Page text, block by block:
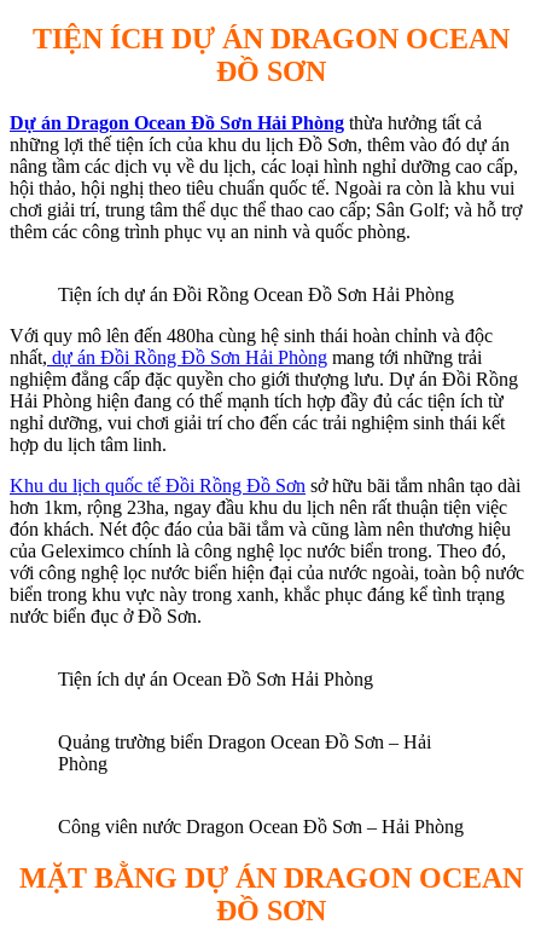
TIỆN ÍCH DỰ ÁN DRAGON OCEAN
ĐỒ SƠN
Dự án Dragon Ocean Đồ Sơn Hải Phòng thừa hưởng tất cả
những lợi thế tiện ích của khu du lịch Đồ Sơn, thêm vào đó dự án
nâng tầm các dịch vụ về du lịch, các loại hình nghỉ dưỡng cao cấp,
hội thảo, hội nghị theo tiêu chuẩn quốc tế. Ngoài ra còn là khu vui
chơi giải trí, trung tâm thể dục thể thao cao cấp; Sân Golf; và hỗ trợ
thêm các công trình phục vụ an ninh và quốc phòng.
Tiện ích dự án Đồi Rồng Ocean Đồ Sơn Hải Phòng
Với quy mô lên đến 480ha cùng hệ sinh thái hoàn chỉnh và độc
nhất, dự án Đồi Rồng Đồ Sơn Hải Phòng mang tới những trải
nghiệm đẳng cấp đặc quyền cho giới thượng lưu. Dự án Đồi Rồng
Hải Phòng hiện đang có thế mạnh tích hợp đầy đủ các tiện ích từ
nghỉ dưỡng, vui chơi giải trí cho đến các trải nghiệm sinh thái kết
hợp du lịch tâm linh.
Khu du lịch quốc tế Đồi Rồng Đồ Sơn sở hữu bãi tắm nhân tạo dài
hơn 1km, rộng 23ha, ngay đầu khu du lịch nên rất thuận tiện việc
đón khách. Nét độc đáo của bãi tắm và cũng làm nên thương hiệu
của Geleximco chính là công nghệ lọc nước biển trong. Theo đó,
với công nghệ lọc nước biển hiện đại của nước ngoài, toàn bộ nước
biển trong khu vực này trong xanh, khắc phục đáng kể tình trạng
nước biển đục ở Đồ Sơn.
Tiện ích dự án Ocean Đồ Sơn Hải Phòng
Quảng trường biển Dragon Ocean Đồ Sơn – Hải
Phòng
Công viên nước Dragon Ocean Đồ Sơn – Hải Phòng
MẶT BẰNG DỰ ÁN DRAGON OCEAN
ĐỒ SƠN